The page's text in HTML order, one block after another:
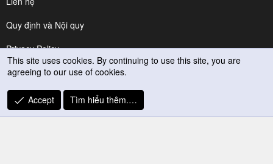
Quy định và Nội quy
Privacy Policy
Trợ giúp
R
S
This site uses cookies. By continuing to use this site, you are
agreeing to our use of cookies.
Accept Tìm hiểu thêm.…